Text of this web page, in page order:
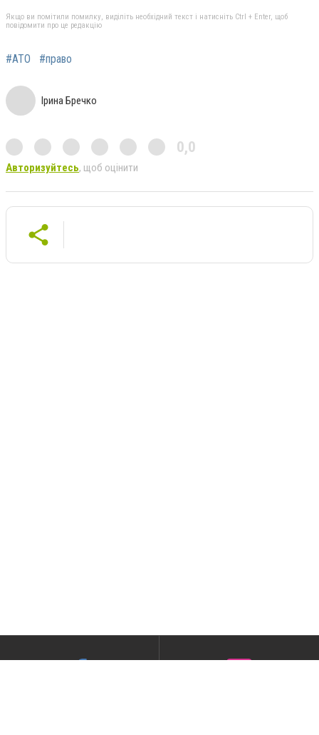
Якщо ви помітили помилку, виділіть необхідний текст і натисніть Ctrl + Enter, щоб
повідомити про це редакцію
#АТО #право
Ірина Бречко
0,0
Авторизуйтесь, щоб оцінити